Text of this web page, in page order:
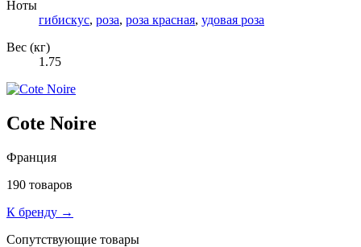
Ноты
гибискус, роза, роза красная, удовая роза
Вес (кг)
1.75
Cote Noire
Франция
190 товаров
К бренду →
Сопутствующие товары